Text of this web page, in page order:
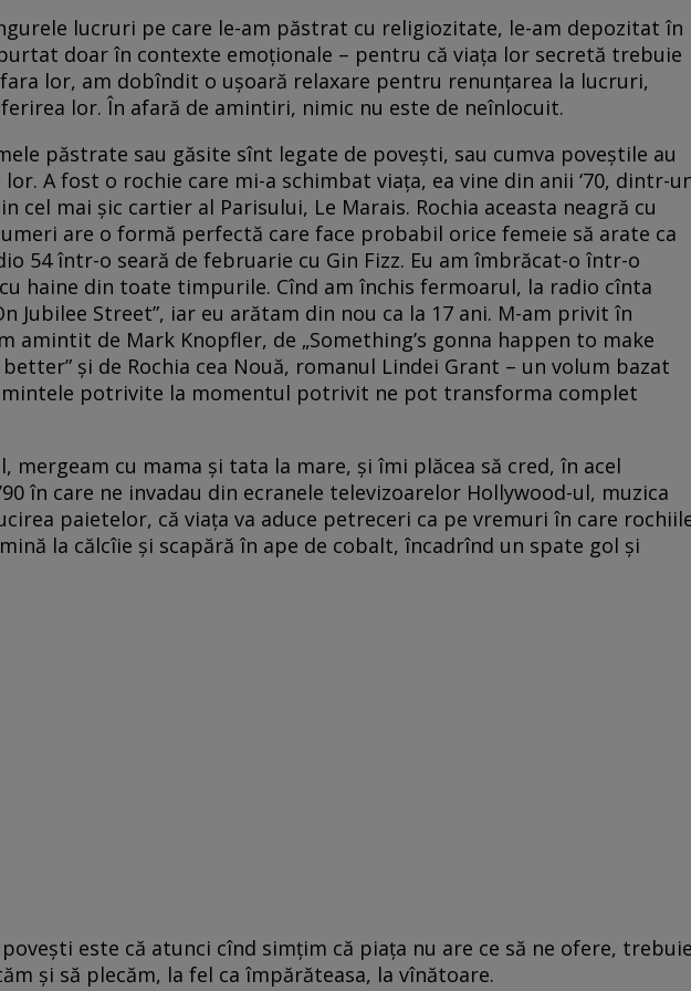
lucruri pe care le-am păstrat cu religiozitate, le-am depozitat în
doar în contexte emoționale – pentru că viața lor secretă trebuie
lor, am dobîndit o ușoară relaxare pentru renunțarea la lucruri,
lor. În afară de amintiri, nimic nu este de neînlocuit.
păstrate sau găsite sînt legate de povești, sau cumva poveștile au
A fost o rochie care mi-a schimbat viața, ea vine din anii ‘70, dintr-
cel mai șic cartier al Parisului, Le Marais. Rochia aceasta neagră cu
are o formă perfectă care face probabil orice femeie să arate ca
54 într-o seară de februarie cu Gin Fizz. Eu am îmbrăcat-o într-o
haine din toate timpurile. Cînd am închis fermoarul, la radio cînta
Jubilee Street”, iar eu arătam din nou ca la 17 ani. M-am privit în
amintit de Mark Knopfler, de „Something’s gonna happen to make
și de Rochia cea Nouă, romanul Lindei Grant – un volum bazat
potrivite la momentul potrivit ne pot transforma complet
mergeam cu mama și tata la mare, și îmi plăcea să cred, în acel
în care ne invadau din ecranele televizoarelor Hollywood-ul, muzica
paietelor, că viața va aduce petreceri ca pe vremuri în care
la călcîie și scapără în ape de cobalt, încadrînd un spate gol și
este că atunci cînd simțim că piața nu are ce să ne ofere,
și să plecăm, la fel ca împărăteasa, la vînătoare.